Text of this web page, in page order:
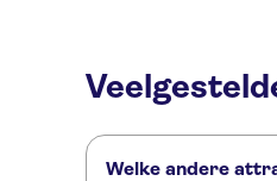
Welke andere